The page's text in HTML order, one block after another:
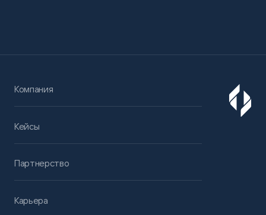
Компания
Кейсы
Партнерство
Карьера